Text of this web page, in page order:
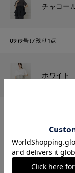
チャコー
09(9号) 残り1点
ホワイト